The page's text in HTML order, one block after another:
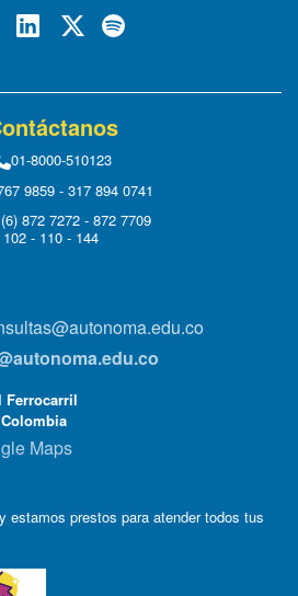
01-8000-510123
9859 - 317 894 0741
872 7272 - 872 7709
- 110 - 144
Ferrocarril
Maps
estamos prestos para atender todos tus